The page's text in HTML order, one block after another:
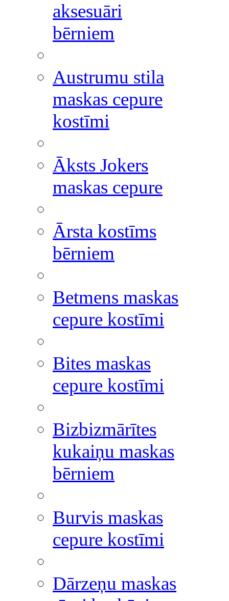
aksesuāri
bērniem
Austrumu stila
maskas cepure
kostīmi
Āksts Jokers
maskas cepure
Ārsta kostīms
bērniem
Betmens maskas
cepure kostīmi
Bites maskas
cepure kostīmi
Bizbizmārītes
kukaiņu maskas
bērniem
Burvis maskas
cepure kostīmi
Dārzeņu maskas